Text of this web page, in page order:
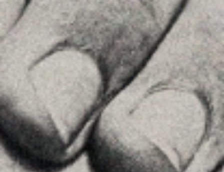
Príncipe de Vergara, 108 , 5ª planta
28002 , Madrid
+34 915759925
Veure a Google Maps
MENU
Inici
La Firma
Equipo